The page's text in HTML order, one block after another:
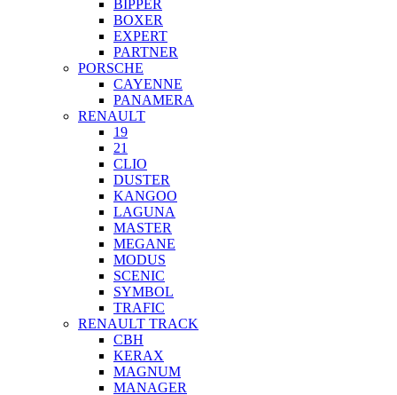
BIPPER
BOXER
EXPERT
PARTNER
PORSCHE
CAYENNE
PANAMERA
RENAULT
19
21
CLIO
DUSTER
KANGOO
LAGUNA
MASTER
MEGANE
MODUS
SCENIC
SYMBOL
TRAFIC
RENAULT TRACK
CBH
KERAX
MAGNUM
MANAGER